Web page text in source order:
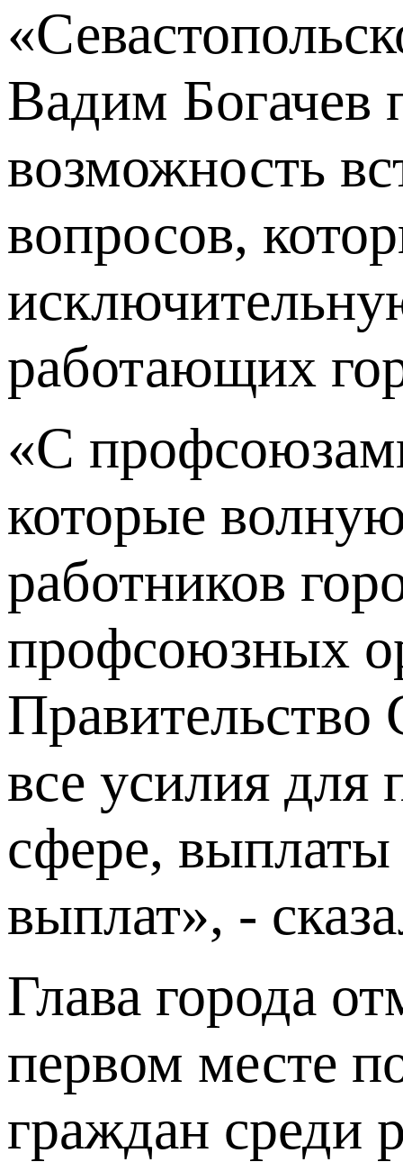
Вадим Богачев
возможность
вопросов,
работающих
«С
которые
работников
профсоюзных
Правительство
все усилия
сфере,
выплат», -
Глава города
первом месте
граждан среди